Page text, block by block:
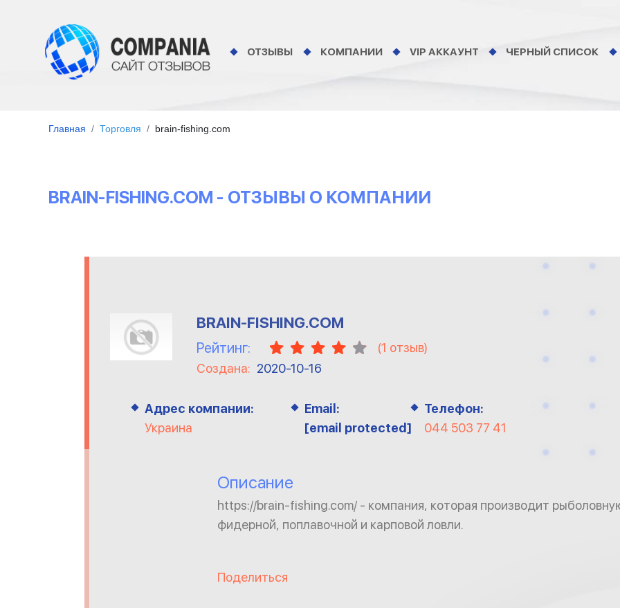
ОТЗЫВЫ КОМПАНИИ VIP АККАУНТ ЧЕРНЫЙ СПИСОК
Главная Торговля brain-fishing.com
BRAIN-FISHING.COM - ОТЗЫВЫ О КОМПАНИИ
BRAIN-FISHING.COM
Рейтинг: (1 отзыв)
Создана: 2020-10-16
Адрес компании:
Украина
Email:
[email protected]
Телефон:
044 503 77 41
Описание
https://brain-fishing.com/ - компания, которая производит
фидерной, поплавочной и карповой ловли.
Поделиться